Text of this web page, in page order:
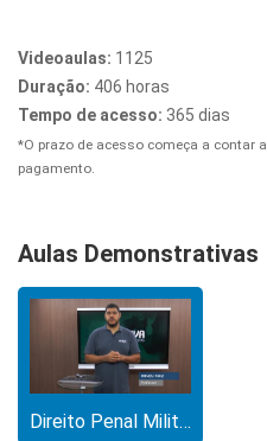
Videoaulas: 1125
Duração: 406 horas
Tempo de acesso: 365 dias
*O prazo de acesso começa a contar
pagamento.
Aulas Demonstrativas
Direito Penal Militar